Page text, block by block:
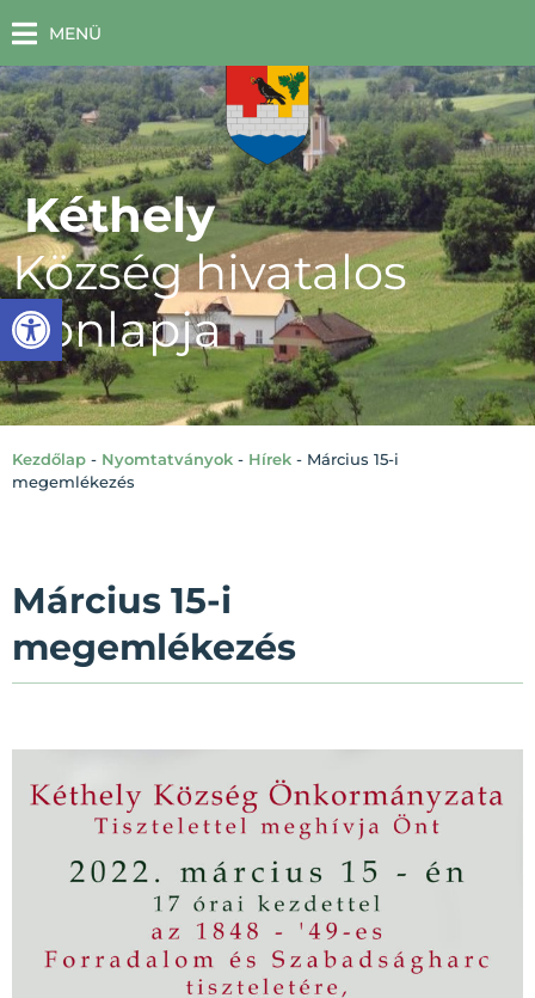
Eszköztár megnyitása
MENÜ
Kéthely
Község hivatalos
honlapja
Kezdőlap - Nyomtatványok - Hírek - Március 15-i
megemlékezés
Március 15-i
megemlékezés